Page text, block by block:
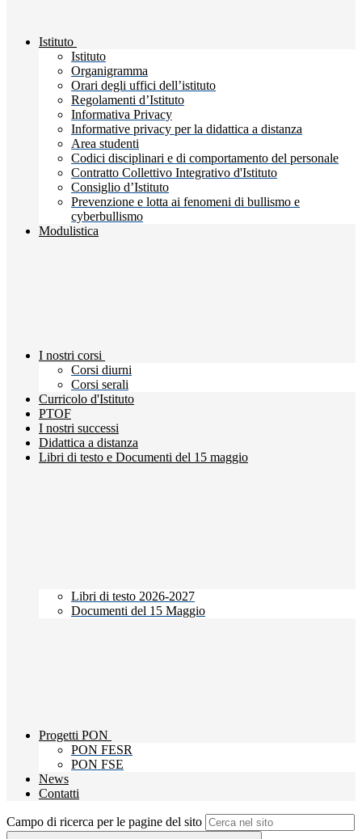
Istituto
Istituto
Organigramma
Orari degli uffici dell’istituto
Regolamenti d’Istituto
Informativa Privacy
Informative privacy per la didattica a distanza
Area studenti
Codici disciplinari e di comportamento del personale
Contratto Collettivo Integrativo d'Istituto
Consiglio d’Istituto
Prevenzione e lotta ai fenomeni di bullismo e
cyberbullismo
Modulistica
I nostri corsi
Corsi diurni
Corsi serali
Curricolo d'Istituto
PTOF
I nostri successi
Didattica a distanza
Libri di testo e Documenti del 15 maggio
Libri di testo 2026-2027
Documenti del 15 Maggio
Progetti PON
PON FESR
PON FSE
News
Contatti
Campo di ricerca per le pagine del sito